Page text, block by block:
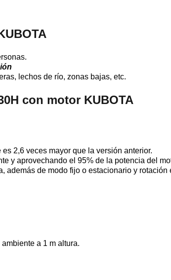
lechos de río, zonas bajas, etc.
con motor KUBOTA
2,6 veces mayor que la versión anterior.
y aprovechando el 95% de la potencia del
de modo fijo o estacionario y rotación
a 1 m altura.